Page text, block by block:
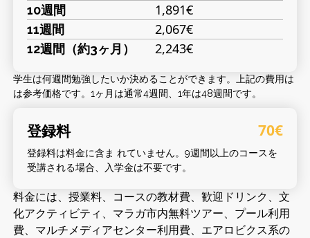
10週間 1,891€
11週間 2,067€
12週間（約3ヶ月） 2,243€
学生は何週間勉強したいか決めることができます。上記の費用は
は参考価格です。1ヶ月は通常4週間、1年は48週間です。
登録料 70€
登録料は料金に含ま れていません。9週間以上のコースを
受講される場合、入学金は不要です。
料金には、授業料、コースの教材費、歓迎ドリンク、文
化アクティビティ、マラガ市内無料ツアー、プール利用
費、マルチメディアセンター利用費、エアロビクス系の